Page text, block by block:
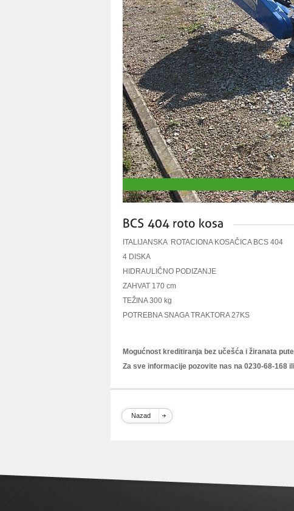
ITALIJANSKA ROTACIONA KOSAČICA BCS 404
4 DISKA
HIDRAULIČNO PODIZANJE
ZAHVAT 170 cm
TEŽINA 300 kg
POTREBNA SNAGA TRAKTORA 27KS
Mogućnost kreditiranja bez učešća i žiranata
Za sve informacije pozovite nas na 0230-68-168
Nazad